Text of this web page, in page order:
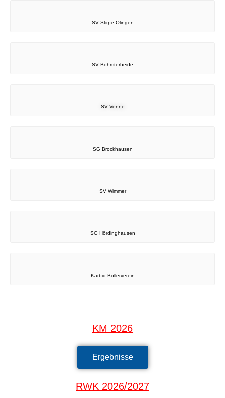
SV Stirpe-Ölingen
SV Bohmterheide
SV Venne
SG Brockhausen
SV Wimmer
SG Hördinghausen
Karbid-Böllerverein
KM 2026
Ergebnisse
RWK 2026/2027